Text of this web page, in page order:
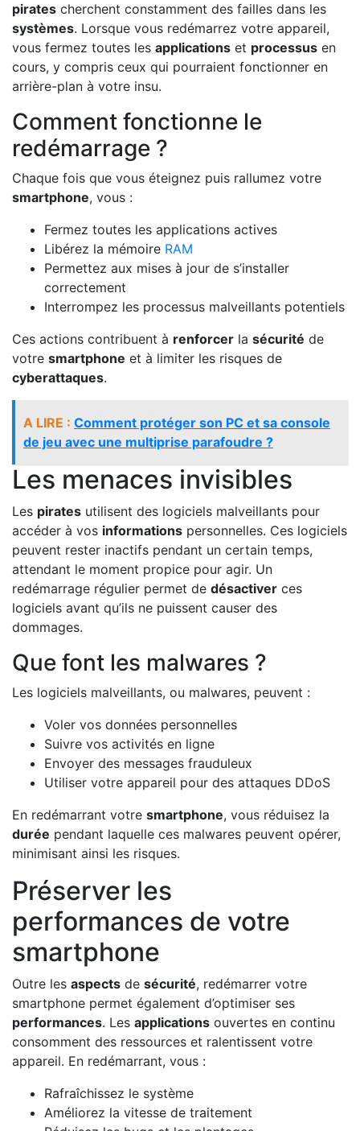
pirates cherchent constamment des failles dans les
systèmes. Lorsque vous redémarrez votre appareil,
vous fermez toutes les applications et processus en
cours, y compris ceux qui pourraient fonctionner en
arrière-plan à votre insu.
Comment fonctionne le
redémarrage ?
Chaque fois que vous éteignez puis rallumez votre
smartphone, vous :
Fermez toutes les applications actives
Libérez la mémoire RAM
Permettez aux mises à jour de s’installer
correctement
Interrompez les processus malveillants potentiels
Ces actions contribuent à renforcer la sécurité de
votre smartphone et à limiter les risques de
cyberattaques.
A LIRE : Comment protéger son PC et sa console
de jeu avec une multiprise parafoudre ?
Les menaces invisibles
Les pirates utilisent des logiciels malveillants pour
accéder à vos informations personnelles. Ces logiciels
peuvent rester inactifs pendant un certain temps,
attendant le moment propice pour agir. Un
redémarrage régulier permet de désactiver ces
logiciels avant qu’ils ne puissent causer des
dommages.
Que font les malwares ?
Les logiciels malveillants, ou malwares, peuvent :
Voler vos données personnelles
Suivre vos activités en ligne
Envoyer des messages frauduleux
Utiliser votre appareil pour des attaques DDoS
En redémarrant votre smartphone, vous réduisez la
durée pendant laquelle ces malwares peuvent opérer,
minimisant ainsi les risques.
Préserver les
performances de votre
smartphone
Outre les aspects de sécurité, redémarrer votre
smartphone permet également d’optimiser ses
performances. Les applications ouvertes en continu
consomment des ressources et ralentissent votre
appareil. En redémarrant, vous :
Rafraîchissez le système
Améliorez la vitesse de traitement